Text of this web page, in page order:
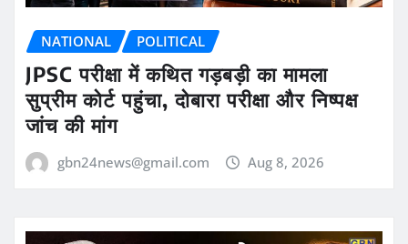
NATIONAL POLITICAL
JPSC परीक्षा में कथित गड़बड़ी का मामला
सुप्रीम कोर्ट पहुंचा, दोबारा परीक्षा और निष्पक्ष
जांच की मांग
gbn24news@gmail.com Aug 8, 2026